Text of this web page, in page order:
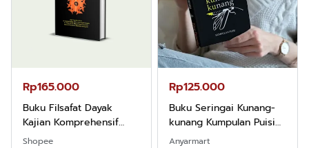
Rp165.000
Buku Filsafat Dayak
Kajian Komprehensif
Atas Manusia Dayak
Shopee
Rp125.000
Buku Seringai Kunang-
kunang Kumpulan Puisi
Wisnu Pamungkas
Anyarmart